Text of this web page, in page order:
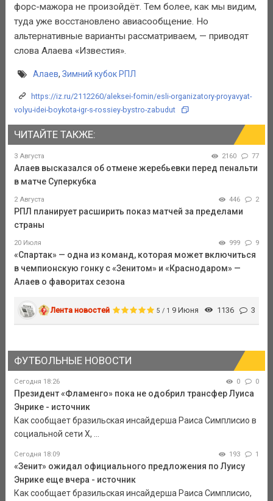
форс-мажора не произойдёт. Тем более, как мы видим,
туда уже восстановлено авиасообщение. Но
альтернативные варианты рассматриваем, — приводят
слова Алаева «Известия».
Алаев, Зимний кубок РПЛ
https://iz.ru/2112260/aleksei-fomin/esli-organizatory-proyavyat-
volyu-idei-boykota-igr-s-rossiey-bystro-zabudut
ЧИТАЙТЕ ТАКЖЕ:
3 Августа 2160 77
Алаев высказался об отмене жеребьевки перед пенальти
в матче Суперкубка
2 Августа 446 2
РПЛ планирует расширить показ матчей за пределами
страны
20 Июля 999 9
«Спартак» — одна из команд, которая может включиться
в чемпионскую гонку с «Зенитом» и «Краснодаром» —
Алаев о фаворитах сезона
Лента новостей 5 / 1 9 Июня 1136 3
ФУТБОЛЬНЫЕ НОВОСТИ
Сегодня 18:26 0 0
Президент «Фламенго» пока не одобрил трансфер Луиса
Энрике - источник
Как сообщает бразильская инсайдерша Раиса Симплисио в
социальной сети Х, ...
Сегодня 18:09 193 1
«Зенит» ожидал официального предложения по Луису
Энрике еще вчера - источник
Как сообщает бразильская инсайдерша Раиса Симплисио,